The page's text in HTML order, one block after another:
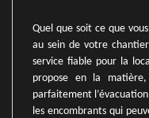
Quel que soit ce que
au sein de votre
service fiable pour la
propose en la
parfaitement
les encombrants qui